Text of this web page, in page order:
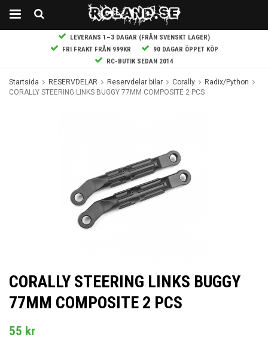
LEVERANS 1–3 DAGAR (FRÅN SVENSKT LAGER)
FRI FRAKT FRÅN 999KR
90 DAGAR ÖPPET KÖP
RC-BUTIK SEDAN 2014
Startsida RESERVDELAR Reservdelar bilar Corally
Radix/Python
CORALLY STEERING LINKS BUGGY 77MM COMPOSITE 2 PCS
CORALLY STEERING LINKS BUGGY
77MM COMPOSITE 2 PCS
55 kr